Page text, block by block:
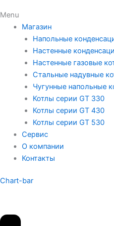
Menu
Магазин
Напольные
Настенные
Настенные газовые
Стальные надувные
Чугунные напольные
Котлы серии GT 330
Котлы серии GT 430
Котлы серии GT 530
Сервис
О компании
Контакты
Chart-bar